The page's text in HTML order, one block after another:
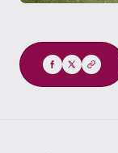
Compartir